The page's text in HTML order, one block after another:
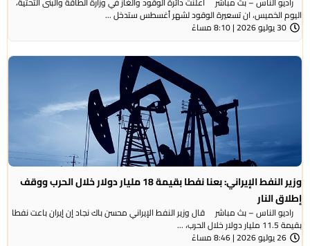
اليوم الخميس، ان تسعيرة الوقود لشهر أغسطس ستدخل ...
30 يوليو 2026 | 8:10 مساءً
وزير النفط الإيراني: بعنا نفطا بقيمة 18 مليار دولار خلال الحرب ووقف
إطلاق النار
راديو الناس – بث مباشر قال وزير النفط الإيراني محسن باك نجاد إن إيران باعت نفطا
بقيمة 11.5 مليار دولار خلال الحرب، ...
26 يوليو 2026 | 8:46 مساءً